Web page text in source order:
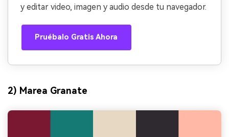
y editar video, imagen y audio desde tu navegador.
Pruébalo Gratis Ahora
2) Marea Granate